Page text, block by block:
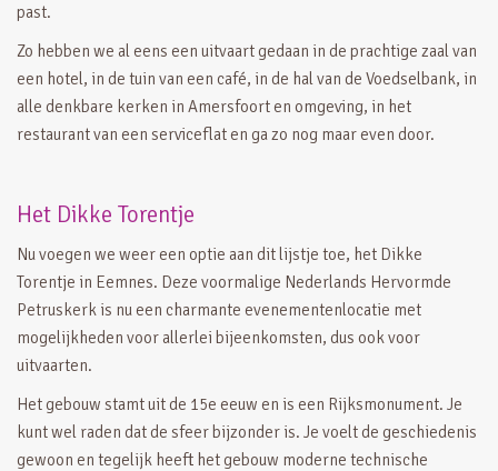
past.
Zo hebben we al eens een uitvaart gedaan in de prachtige zaal van
een hotel, in de tuin van een café, in de hal van de Voedselbank, in
alle denkbare kerken in Amersfoort en omgeving, in het
restaurant van een serviceflat en ga zo nog maar even door.
Het Dikke Torentje
Nu voegen we weer een optie aan dit lijstje toe, het Dikke
Torentje in Eemnes. Deze voormalige Nederlands Hervormde
Petruskerk is nu een charmante evenementenlocatie met
mogelijkheden voor allerlei bijeenkomsten, dus ook voor
uitvaarten.
Het gebouw stamt uit de 15e eeuw en is een Rijksmonument. Je
kunt wel raden dat de sfeer bijzonder is. Je voelt de geschiedenis
gewoon en tegelijk heeft het gebouw moderne technische